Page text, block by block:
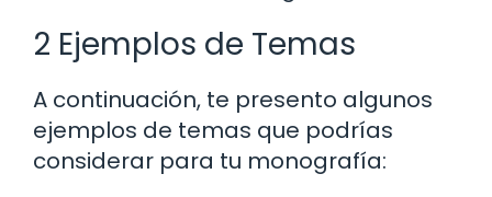
2 Ejemplos de Temas
A continuación, te presento algunos
ejemplos de temas que podrías
considerar para tu monografía: